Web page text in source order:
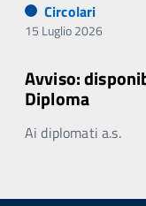
Circolari
15 Luglio 2026
Avviso:
Diploma
Ai diplomati a.s.